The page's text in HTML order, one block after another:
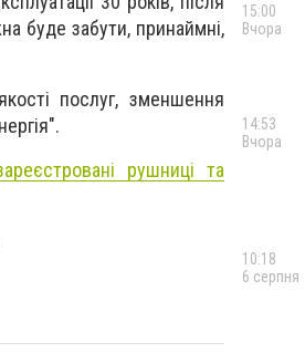
буде забути, принаймні,
послуг, зменшення
рушниці та
15:00
Вчора
14:53
Вчора
10:18
6 серпня